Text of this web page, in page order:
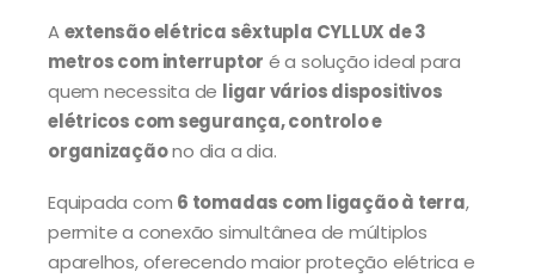
Aextensão elétrica sêxtupla CYLLUX de 3
metros com interruptor é a solução ideal para
quem necessita de ligar vários dispositivos
elétricos com segurança, controlo e
organizaçãono dia a dia.
Equipada com 6 tomadas com ligação à terra,
permite a conexão simultânea de múltiplos
aparelhos, oferecendo maior proteção elétrica e